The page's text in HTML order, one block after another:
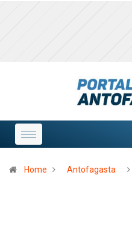
Home Antofagasta